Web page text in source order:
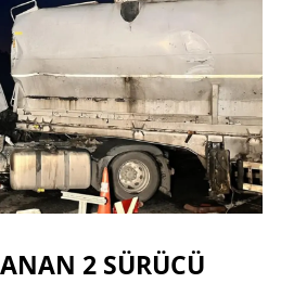
Kocaeli
Konya
Kütahya
Malatya
Manisa
2 SÜRÜCÜ